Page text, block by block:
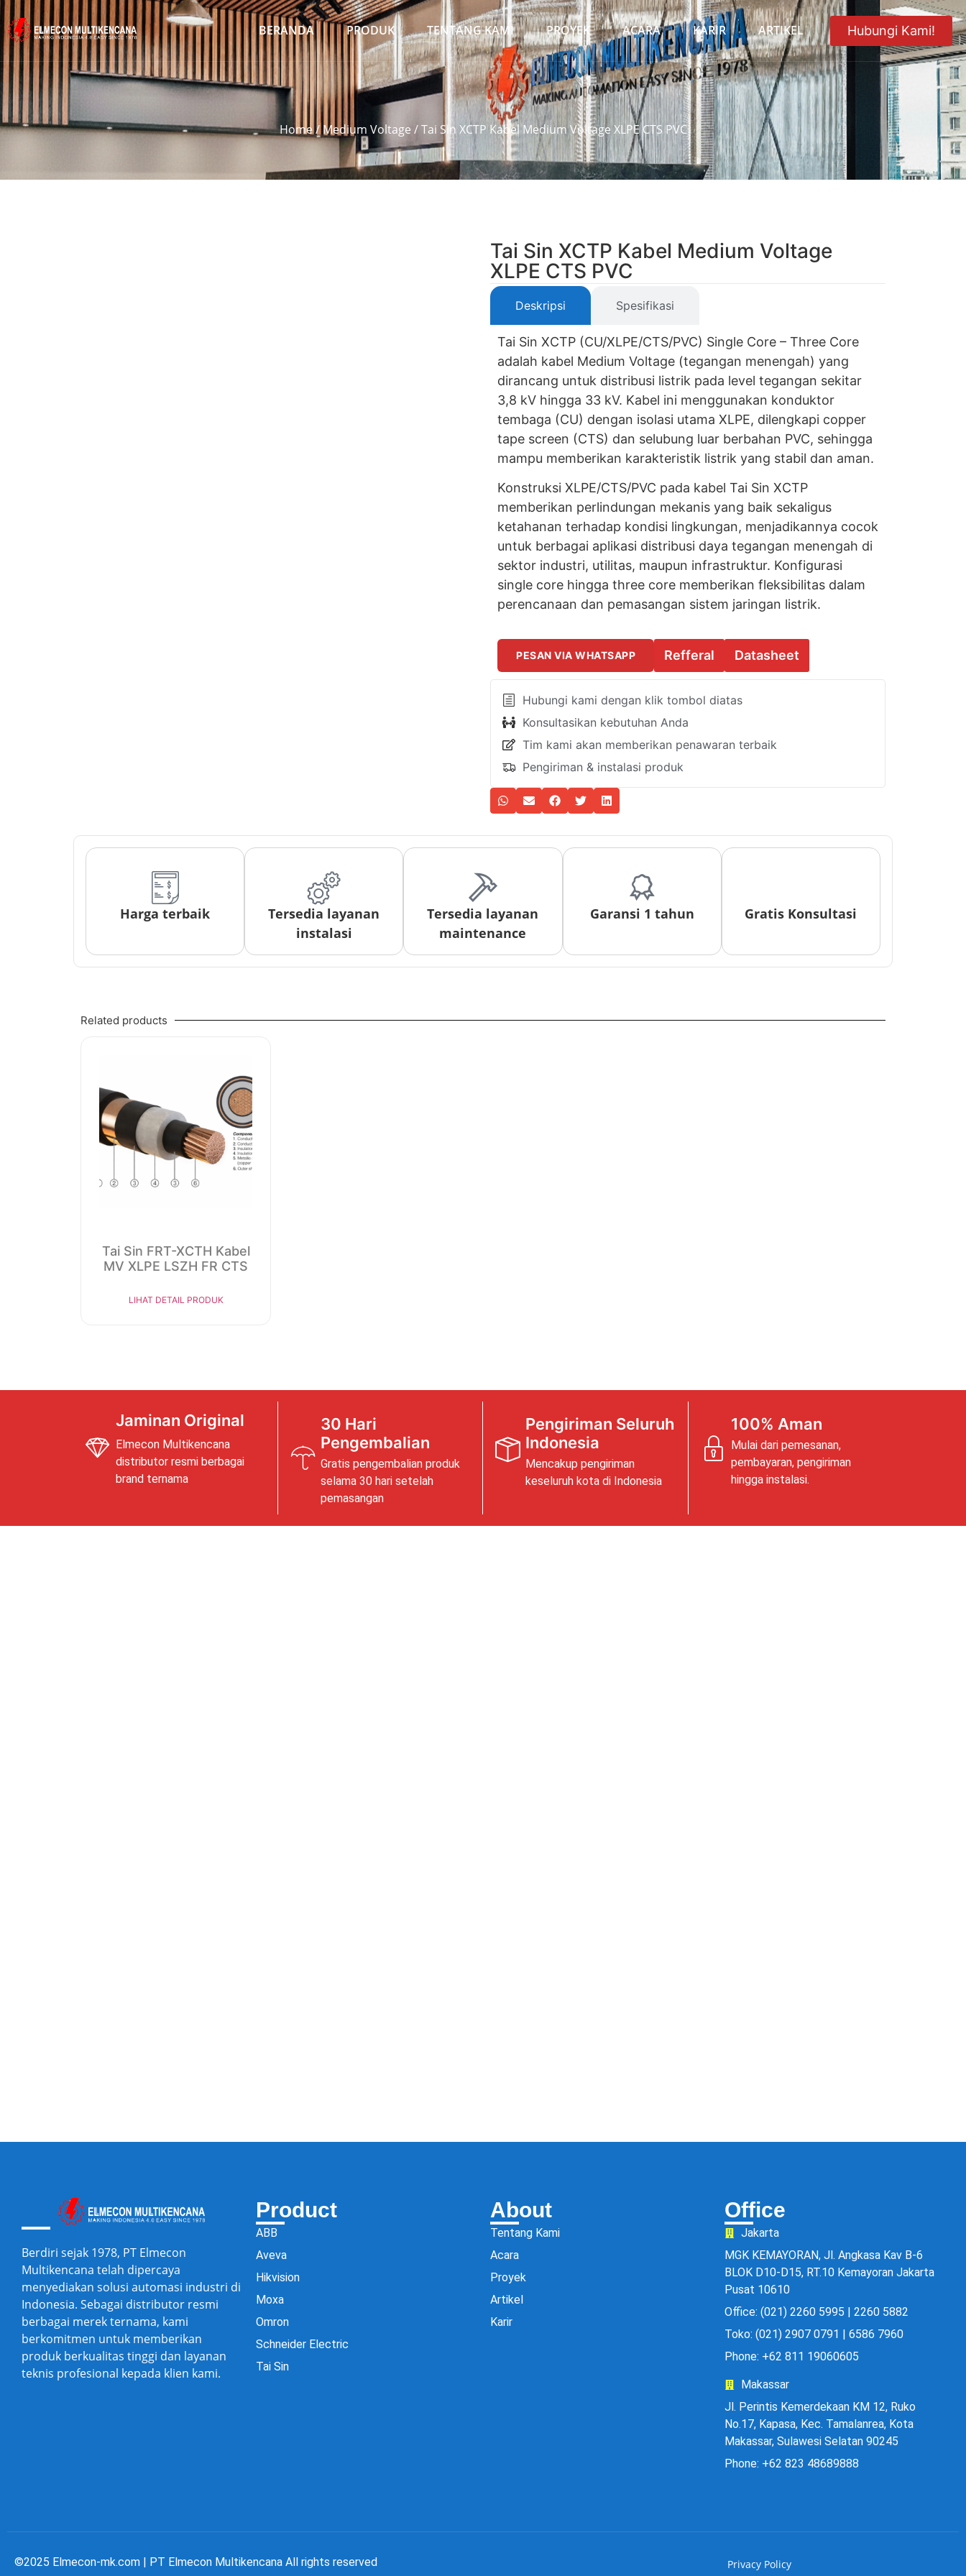
BERANDA PRODUK TENTANG KAMI PROYEK ACARA KARIR ARTIKEL Hubungi Kami!
Home /Medium Voltage / Tai Sin XCTP Kabel Medium Voltage XLPE CTS PVC
Tai Sin XCTP Kabel Medium Voltage
XLPE CTS PVC
Deskripsi Spesifikasi
Tai Sin XCTP (CU/XLPE/CTS/PVC) Single Core – Three Core
adalah kabel Medium Voltage (tegangan menengah) yang
dirancang untuk distribusi listrik pada level tegangan sekitar
3,8 kV hingga 33 kV. Kabel ini menggunakan konduktor
tembaga (CU) dengan isolasi utama XLPE, dilengkapi copper
tape screen (CTS) dan selubung luar berbahan PVC, sehingga
mampu memberikan karakteristik listrik yang stabil dan aman.
Konstruksi XLPE/CTS/PVC pada kabel Tai Sin XCTP
memberikan perlindungan mekanis yang baik sekaligus
ketahanan terhadap kondisi lingkungan, menjadikannya cocok
untuk berbagai aplikasi distribusi daya tegangan menengah di
sektor industri, utilitas, maupun infrastruktur. Konfigurasi
single core hingga three core memberikan fleksibilitas dalam
perencanaan dan pemasangan sistem jaringan listrik.
PESAN VIA WHATSAPP Refferal Datasheet
Hubungi kami dengan klik tombol diatas
Konsultasikan kebutuhan Anda
Tim kami akan memberikan penawaran terbaik
Pengiriman & instalasi produk
Harga terbaik
Tersedia layanan
instalasi
Tersedia layanan
maintenance
Garansi 1 tahun Gratis Konsultasi
Related products
Tai Sin FRT-XCTH Kabel
MV XLPE LSZH FR CTS
LIHAT DETAIL PRODUK
Jaminan Original
Elmecon Multikencana
distributor resmi berbagai
brand ternama
30 Hari
Pengembalian
Gratis pengembalian produk
selama 30 hari setelah
pemasangan
Pengiriman Seluruh
Indonesia
Mencakup pengiriman
keseluruh kota di Indonesia
100% Aman
Mulai dari pemesanan,
pembayaran, pengiriman
hingga instalasi.
Berdiri sejak 1978, PT Elmecon
Multikencana telah dipercaya
menyediakan solusi automasi industri di
Indonesia. Sebagai distributor resmi
berbagai merek ternama, kami
berkomitmen untuk memberikan
produk berkualitas tinggi dan layanan
teknis profesional kepada klien kami.
Product
ABB
Aveva
Hikvision
Moxa
Omron
Schneider Electric
Tai Sin
About
Tentang Kami
Acara
Proyek
Artikel
Karir
Office
Jakarta
MGK KEMAYORAN, Jl. Angkasa Kav B-6
BLOK D10-D15, RT.10 Kemayoran Jakarta
Pusat 10610
Office: (021) 2260 5995 | 2260 5882
Toko: (021) 2907 0791 | 6586 7960
Phone: +62 811 19060605
Makassar
Jl. Perintis Kemerdekaan KM 12, Ruko
No.17, Kapasa, Kec. Tamalanrea, Kota
Makassar, Sulawesi Selatan 90245
Phone: +62 823 48689888
©2025 Elmecon-mk.com | PT Elmecon Multikencana All rights reserved Privacy Policy